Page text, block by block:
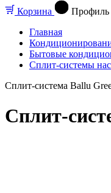
Корзина
Профиль
Главная
Бытовые
Сплит-системы
Сплит-система Ballu
Сплит-